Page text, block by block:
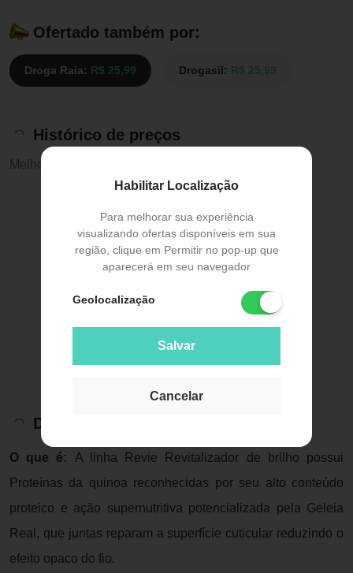
Habilitar Localização
Para melhorar sua experiência
visualizando ofertas disponíveis em sua
região, clique em Permitir no pop-up que
aparecerá em seu navegador
Geolocalização
Salvar
Cancelar
Ofertado também por:
Droga Raia: R$ 25,99 Drogasil: R$ 25,99
Histórico de preços
Melhor preço:
Descrição do Produto
O que é: A linha Revie Revitalizador de brilho possui
Proteínas da quinoa reconhecidas por seu alto conteúdo
proteico e ação supernutritiva potencializada pela Geleia
Real, que juntas reparam a superfície cuticular reduzindo o
efeito opaco do fio.